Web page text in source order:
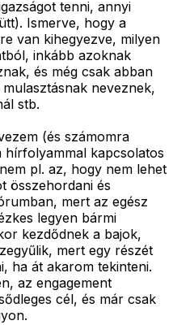
tenni, annyi
Ismerve, hogy a
van kihegyezve, milyen
inkább azoknak
és még csak abban
neveznek,
stb.
(és számomra
hírfolyammal kapcsolatos
pl. az, hogy nem lehet
összehordani és
mert az egész
legyen bármi
kezdődnek a bajok,
mert egy részét
ha át akarom tekinteni.
az engagement
cél, és már csak